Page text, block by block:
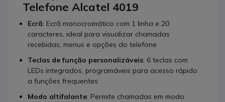
Telefone Alcatel 4019
Ecrã: Ecrã monocromático com 1 linha e 20
caracteres, ideal para visualizar chamadas
recebidas, menus e opções do telefone.
Teclas de função personalizáveis: 6 teclas com
LEDs integrados, programáveis para acesso rápido
a funções frequentes.
Modo altifalante: Permite chamadas em modo